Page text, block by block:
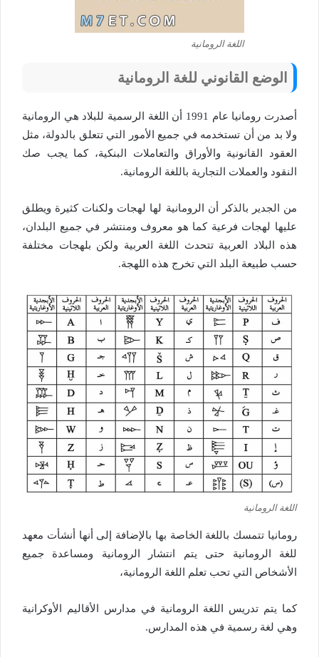
اللغة الرومانية
الوضع القانوني للغة الرومانية
أصدرت رومانيا عام 1991 أن اللغة الرسمية للبلاد هي الرومانية
ولا بد من أن تستخدمه في جميع الأمور التي تتعلق بالدولة، مثل
العقود القانونية والأوراق والتعاملات البنكية، كما يجب صك
النقود والعملات التجارية باللغة الرومانية.
من الجدير بالذكر أن الرومانية لها لهجات ولكنات كثيرة ويطلق
عليها لهجات فرعية كما هو معروف ومنتشر في جميع البلدان،
هذه البلاد العربية تتحدث اللغة العربية ولكن بلهجات مختلفة
حسب طبيعة البلد التي تخرج هذه اللهجة.
اللغة الرومانية
رومانيا تتمسك باللغة الخاصة بها بالإضافة إلى أنها أنشأت معهد
للغة الرومانية حتى يتم انتشار الرومانية ومساعدة جميع
الأشخاص التي تحب تعلم اللغة الرومانية،
كما يتم تدريس اللغة الرومانية في مدارس الأقاليم الأوكرانية
وهي لغة رسمية في هذه المدارس.